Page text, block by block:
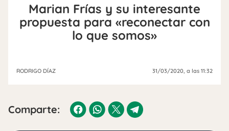
Marian Frías y su interesante
propuesta para «reconectar con
lo que somos»
RODRIGO DÍAZ 31/03/2020 , a las 11:32
Comparte: